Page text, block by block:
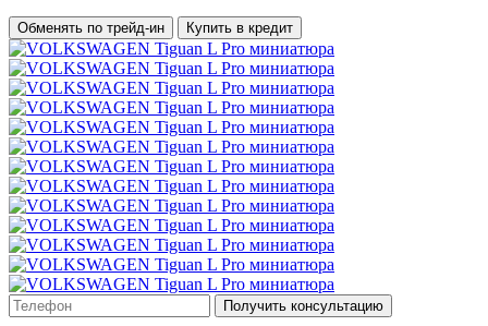
Обменять по трейд-ин Купить в кредит
Получить консультацию